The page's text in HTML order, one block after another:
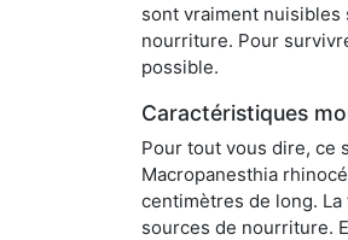
sont vraiment
nourriture. Pour
possible.
Caractéristiques
Pour tout vous dire, ce
Macropanesthia
centimètres de long.
sources de nourriture.